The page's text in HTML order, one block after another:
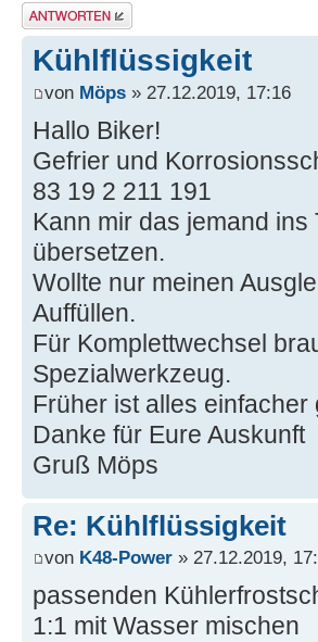
Antwort schreiben
Kühlflüssigkeit
von Möps » 27.12.2019, 17:16
Hallo Biker!
Gefrier und
83 19 2 211 191
Kann mir das jemand
übersetzen.
Wollte nur meinen
Auffüllen.
Für Komplettwechsel
Spezialwerkzeug.
Früher ist alles einfacher
Danke für Eure Auskunft
Gruß Möps
Re: Kühlflüssigkeit
von K48-Power » 27.12.2019,
passenden
1:1 mit Wasser mischen